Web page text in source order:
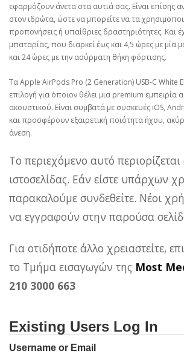
εφαρμόζουν άνετα στα αυτιά σας. Είναι επίσης
στον ιδρώτα, ώστε να μπορείτε να τα
προπονήσεις ή υπαίθριες δραστηριότητες. Και
μπαταρίας, που διαρκεί έως και 4,5 ώρες με μία
και 24 ώρες με την ασύρματη θήκη φόρτισης.
Τα Apple AirPods Pro (2 Generation) USB-C White
επιλογή για όποιον θέλει μια premium εμπειρία
ακουστικού. Είναι συμβατά με συσκευές iOS,
και προσφέρουν εξαιρετική ποιότητα ήχου,
άνεση.
Το περιεχόμενο αυτό
ιστοσελίδας. Εάν είστε υπάρχων
παρακαλούμε συνδεθείτε. Νέοι
να εγγραφούν στην παρούσα
Για οτιδήποτε άλλο χρειαστείτε,
το Τμήμα εισαγωγών της Most
210 3000 663
Existing Users Log In
Username or Email